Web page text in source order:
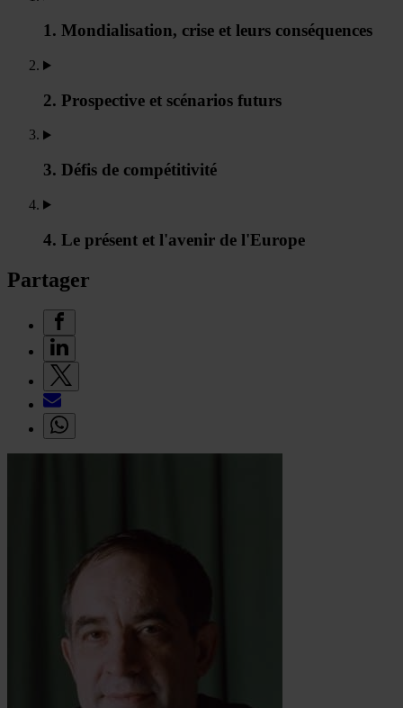
1. Mondialisation, crise et leurs conséquences
2. Prospective et scénarios futurs
3. Défis de compétitivité
4. Le présent et l'avenir de l'Europe
Partager